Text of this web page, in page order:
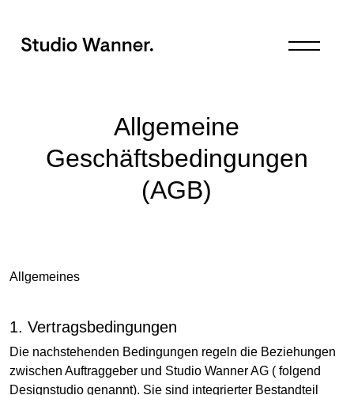
Allgemeine
Geschäftsbedingungen
(AGB)
Allgemeines
1. Vertragsbedingungen
Die nachstehenden Bedingungen regeln die Beziehungen
zwischen Auftraggeber und Studio Wanner AG ( folgend
Designstudio genannt). Sie sind integrierter Bestandteil